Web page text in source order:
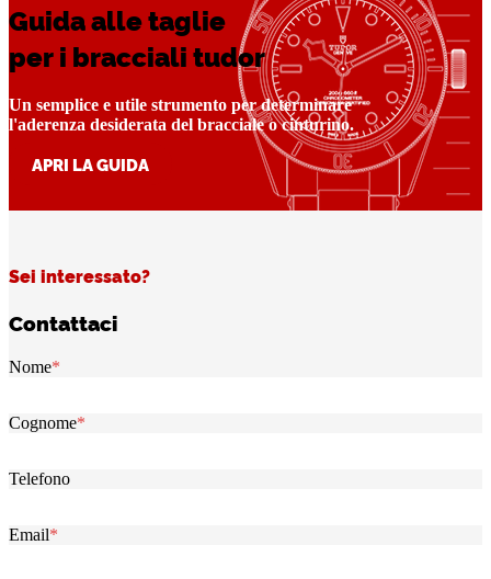
Guida alle taglie
per i bracciali tudor
Un semplice e utile strumento per determinare
l'aderenza desiderata del bracciale o cinturino.
APRI LA GUIDA
Sei interessato?
Contattaci
Nome*
Cognome*
Telefono
Email*